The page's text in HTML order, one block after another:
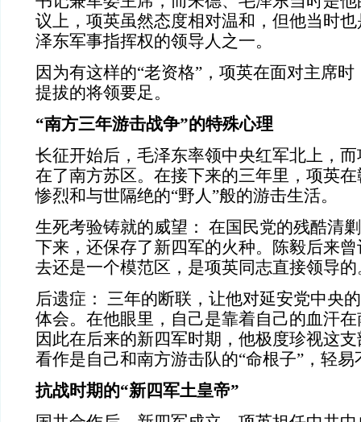
议上，项英虽然态度相对温和，但他当时
泽东军事指挥权的领导人之一。
因为有这样的“老资格”，项英在面对主席
提拔的将领要足。
“南方三年游击战争”的特殊心理
长征开始后，毛泽东率领中央红军北上，
在了南方苏区。在接下来的三年里，项英
惨烈和与世隔绝的“野人”般的游击生活。
生死考验铸就的威望： 在国民党的残酷清
下来，还保存了新四军的火种。陈毅后来
去还是一个模范区，是项英同志直接领导的
后遗症： 三年的断联，让他对延安党中央
体会。在他眼里，自己是靠着自己的血汗
因此在后来的新四军时期，他极度珍视这
看作是自己和南方游击队的“命根子”，轻易
抗战时期的“新四军土皇帝”